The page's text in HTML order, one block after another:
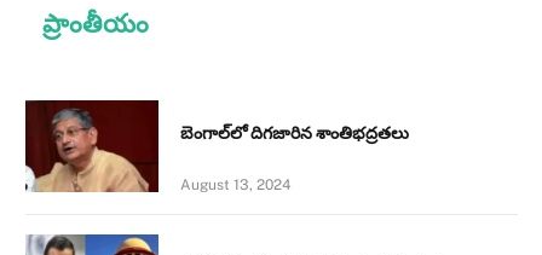
ప్రాంతీయం
బెంగాల్‌లో దిగజారిన శాంతిభద్రతలు
August 13, 2024